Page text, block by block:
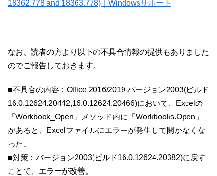
18362.778 and 18363.778)｜Windowsサポート
なお、読者の方より以下の不具合情報の提供もありました
のでご報告しておきます。
■不具合の内容：Office 2016/2019 バージョン2003(ビルド
16.0.12624.20442,16.0.12624.20466)において、Excelの
「Workbook_Open」メソッド内に「Workbooks.Open」
があると、Excelファイルにエラーが発生して開かなくな
った。
■対策：バージョン2003(ビルド16.0.12624.20382)に戻す
ことで、エラーが改善。